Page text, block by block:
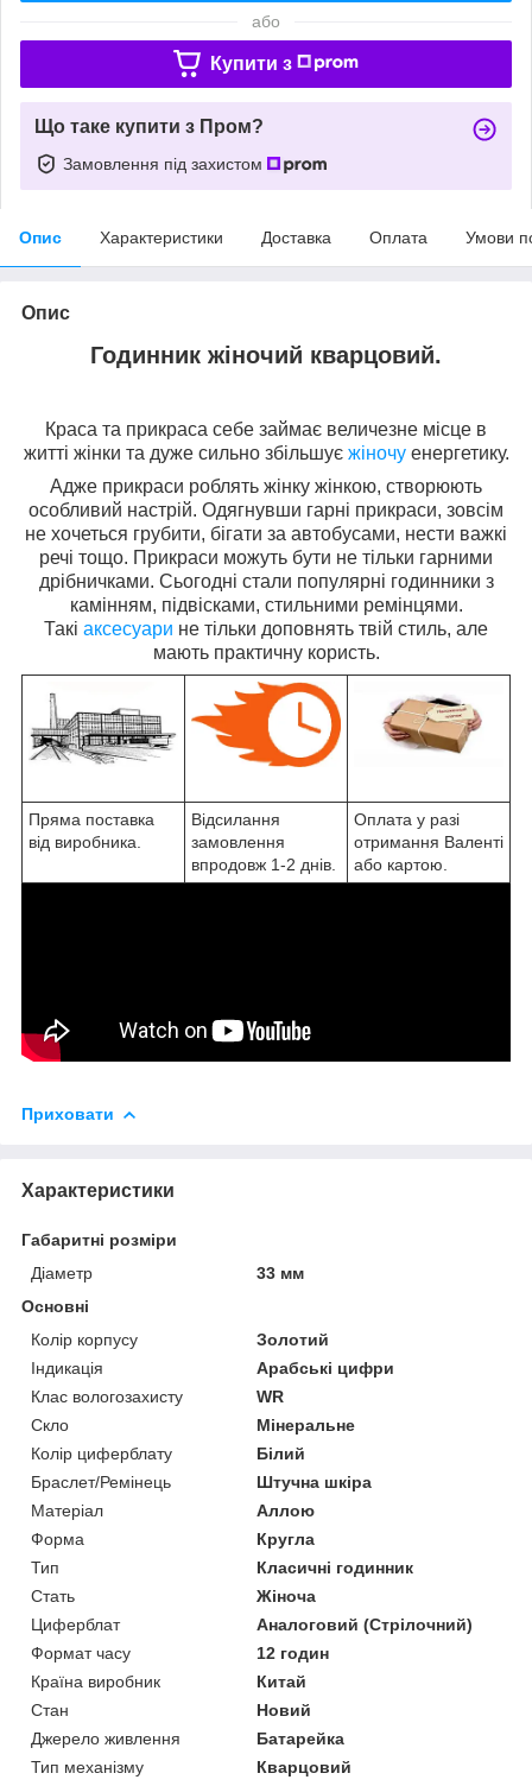
або
Купити з
Що таке купити з Пром?
Замовлення під захистом
Опис Характеристики Доставка Оплата Умови
Опис
Годинник жіночий кварцовий.
Краса та прикраса себе займає величезне місце в
житті жінки та дуже сильно збільшує жіночуенергетику.
Адже прикраси роблять жінку жінкою, створюють
особливий настрій. Одягнувши гарні прикраси, зовсім
не хочеться грубити, бігати за автобусами, нести важкі
речі тощо. Прикраси можуть бути не тільки гарними
дрібничками. Сьогодні стали популярні годинники з
камінням, підвісками, стильними ремінцями.
Такі аксесуари не тільки доповнять твій стиль, але
мають практичну користь.
Пряма поставка
від виробника.
Відсилання
замовлення
впродовж 1-2 днів.
Оплата у разі
отримання Валенті
або картою.
Приховати
Характеристики
Габаритні розміри
Діаметр
33 мм
Основні
Колір корпусу
Золотий
Індикація
Арабські цифри
Клас вологозахисту
WR
Скло
Мінеральне
Колір циферблату
Білий
Браслет/Ремінець
Штучна шкіра
Матеріал
Аллою
Форма
Кругла
Тип
Класичні годинник
Стать
Жіноча
Циферблат
Аналоговий (Стрілочний)
Формат часу
12 годин
Країна виробник
Китай
Стан
Новий
Джерело живлення
Батарейка
Тип механізму
Кварцовий